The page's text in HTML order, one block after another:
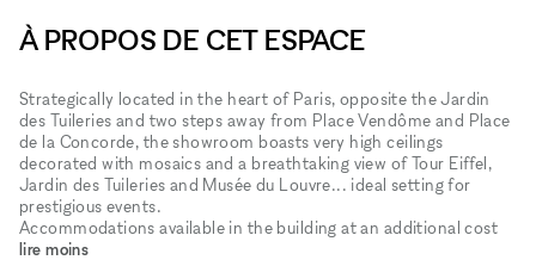
À PROPOS DE CET ESPACE
Strategically located in the heart of Paris, opposite the Jardin
des Tuileries and two steps away from Place Vendôme and Place
de la Concorde, the showroom boasts very high ceilings
decorated with mosaics and a breathtaking view of Tour Eiffel,
Jardin des Tuileries and Musée du Louvre... ideal setting for
prestigious events.
Accommodations available in the building at an additional cost
lire moins